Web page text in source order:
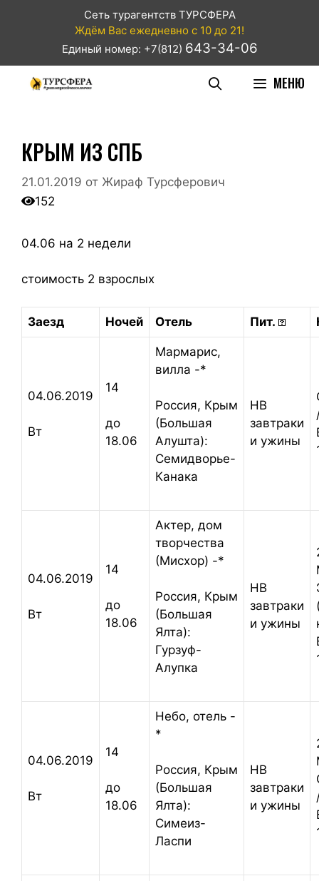
Сеть турагентств ТУРСФЕРА
Ждём Вас ежедневно с 10 до 21!
Единый номер: +7(812) 643-34-06
МЕНЮ
КРЫМ ИЗ СПБ
21.01.2019 от Жираф Турсферович
152
04.06 на 2 недели
стоимость 2 взрослых
Заезд Ночей Отель Пит.
04.06.2019
Вт
14
до
18.06
Мармарис,
вилла -*
Россия, Крым
(Большая
Алушта):
Семидворье-
Канака
HB
завтраки
и ужины
04.06.2019
Вт
14
до
18.06
Актер, дом
творчества
(Мисхор) -*
Россия, Крым
(Большая
Ялта):
Гурзуф-
Алупка
HB
завтраки
и ужины
04.06.2019
Вт
14
до
18.06
Небо, отель -
*
Россия, Крым
(Большая
Ялта):
Симеиз-
Ласпи
HB
завтраки
и ужины